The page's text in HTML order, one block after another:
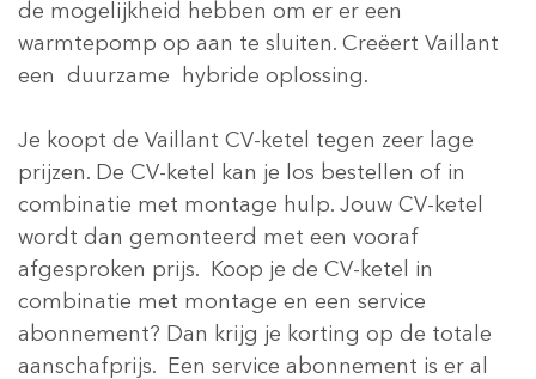
de mogelijkheid hebben om er er een
warmtepomp op aan te sluiten. Creëert Vaillant
een duurzame hybride oplossing.
Je koopt de Vaillant CV-ketel tegen zeer lage
prijzen. De CV-ketel kan je los bestellen of in
combinatie met montage hulp. Jouw CV-ketel
wordt dan gemonteerd met een vooraf
afgesproken prijs. Koop je de CV-ketel in
combinatie met montage en een service
abonnement? Dan krijg je korting op de totale
aanschafprijs. Een service abonnement is er al